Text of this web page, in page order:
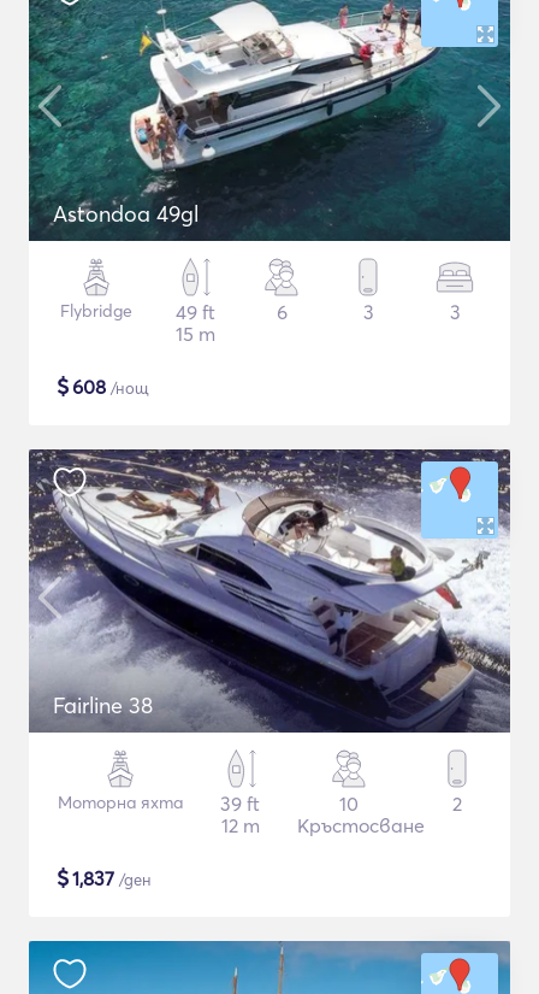
Astondoa 49gl
Flybridge
49 ft
15 m
6 3 3
$608 /нощ
Fairline 38
Моторна яхта
39 ft
12 m
10
Кръстосване
2
$1,837 /ден